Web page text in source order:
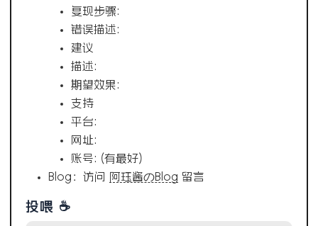
复现步骤:
错误描述:
建议
描述:
期望效果:
支持
平台:
网址:
账号: (有最好)
Blog：访问
阿珏酱のBlog 留言
投喂 ☕